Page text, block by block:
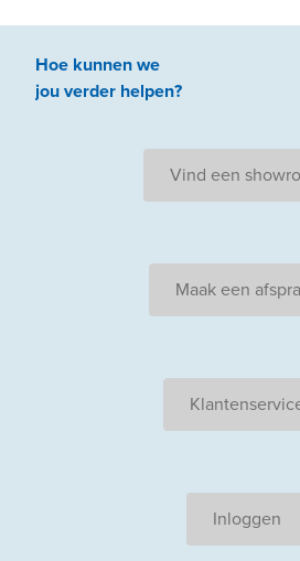
Hoe kunnen we
jouverder helpen?
Vind een
Maak een
Inloggen